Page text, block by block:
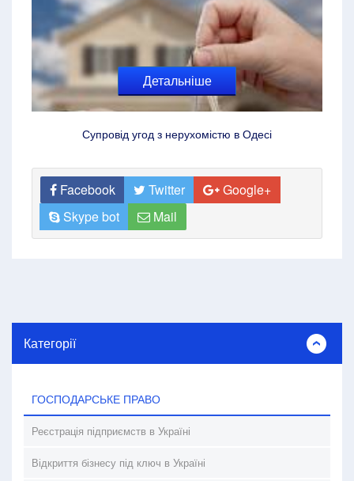
Детальніше
Супровід угод з нерухомістю в Одесі
Facebook Twitter
Google+
Skype bot
Mail
Категорії
ГОСПОДАРСЬКЕ ПРАВО
Реєстрація підприємств в Україні
Відкриття бізнесу під ключ в Україні